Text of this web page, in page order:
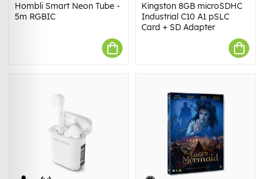
Hombli Smart Neon Tube -
5m RGBIC
Kingston 8GB microSDHC
Industrial C10 A1 pSLC
Card + SD Adapter